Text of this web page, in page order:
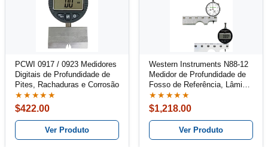
PCWI 0917 / 0923 Medidores
Digitais de Profundidade de
Pites, Rachaduras e Corrosão
★★★★★
$422.00
Ver Produto
Western Instruments N88-12
Medidor de Profundidade de
Fosso de Referência, Lâmina
de 5,5"
★★★★★
$1,218.00
Ver Produto